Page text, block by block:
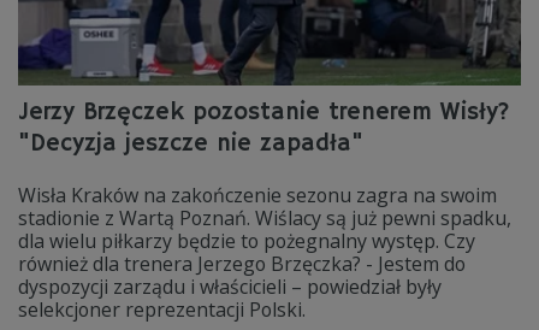
Jerzy Brzęczek pozostanie trenerem Wisły?
"Decyzja jeszcze nie zapadła"
Wisła Kraków na zakończenie sezonu zagra na swoim
stadionie z Wartą Poznań. Wiślacy są już pewni spadku,
dla wielu piłkarzy będzie to pożegnalny występ. Czy
również dla trenera Jerzego Brzęczka? - Jestem do
dyspozycji zarządu i właścicieli – powiedział były
selekcjoner reprezentacji Polski.